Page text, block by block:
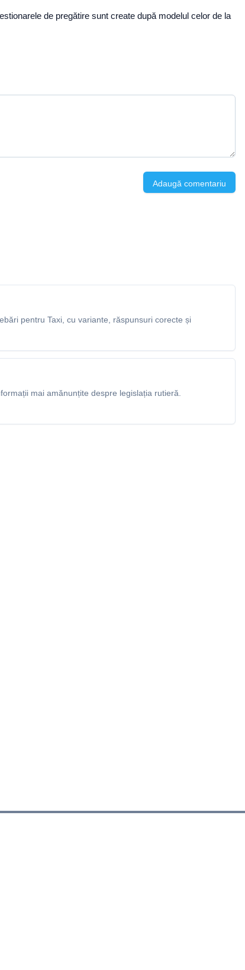
de pregătire sunt create după modelul celor de la
Adaugă comentariu
pentru Taxi, cu variante, răspunsuri corecte și
mai amănunțite despre legislația rutieră.